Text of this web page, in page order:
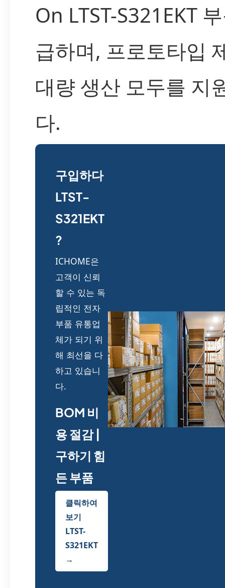
On LTST-S321EKT
급하며, 프로토타입
대량 생산 모두를 지
다.
구입하다
LTST-
S321EKT
?
ICHOME은
고객이 신뢰
할 수 있는 독
립적인 전자
부품 유통업
체가 되기 위
해 최선을 다
하고 있습니
다.
BOM 비
용 절감 |
구하기 힘
든 부품
클릭하여
보기
LTST-
S321EKT
→